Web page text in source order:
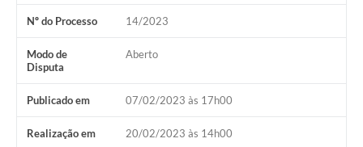
Calendário de vacinação Covid-19
A NOSSA CIDADE
Galeria de Fotos
Contratos
Nº do Processo 14/2023
Modo de
Disputa
Aberto
Publicado em 07/02/2023 às 17h00
Realização em 20/02/2023 às 14h00